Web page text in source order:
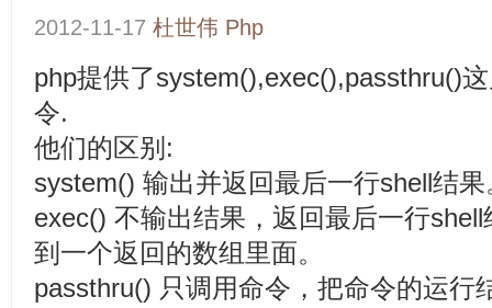
2012-11-17 杜世伟 Php
php提供了system(),exec(),passthru()
令.
他们的区别:
system() 输出并返回最后一行shell结果
exec() 不输出结果，返回最后一行
到一个返回的数组里面。
passthru() 只调用命令，把命令的运行